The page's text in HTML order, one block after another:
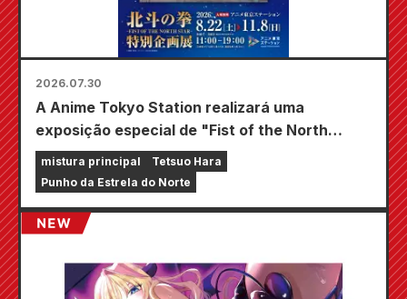
2026.07.30
A Anime Tokyo Station realizará uma
exposição especial de "Fist of the North
Star"!!
mistura principal
Tetsuo Hara
Punho da Estrela do Norte